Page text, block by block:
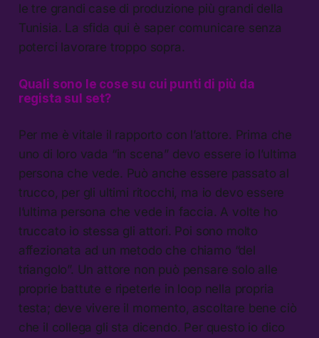
le tre grandi case di produzione più grandi della
Tunisia. La sfida qui è saper comunicare senza
poterci lavorare troppo sopra.
Quali sono le cose su cui punti di più da
regista sul set?
Per me è vitale il rapporto con l’attore. Prima che
uno di loro vada “in scena” devo essere io l’ultima
persona che vede. Può anche essere passato al
trucco, per gli ultimi ritocchi, ma io devo essere
l’ultima persona che vede in faccia. A volte ho
truccato io stessa gli attori. Poi sono molto
affezionata ad un metodo che chiamo “del
triangolo”. Un attore non può pensare solo alle
proprie battute e ripeterle in loop nella propria
testa; deve vivere il momento, ascoltare bene ciò
che il collega gli sta dicendo. Per questo io dico